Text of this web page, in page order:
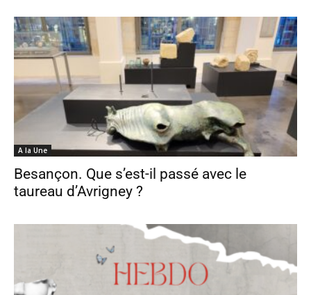
A la Une
Besançon. Que s’est-il passé avec le
taureau d’Avrigney ?